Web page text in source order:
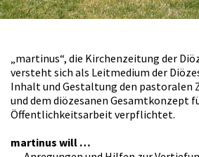
„martinus“, die Kirchenzeitung der
versteht sich als Leitmedium der
Inhalt und Gestaltung den pastoralen
und dem diözesanen Gesamtkonzept
Öffentlichkeitsarbeit verpflichtet.
martinus will …